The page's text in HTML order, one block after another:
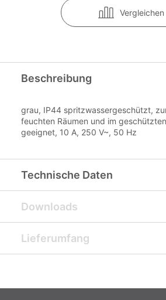
Vergleichen
Beschreibung
grau, IP44 spritzwassergeschützt,
feuchten Räumen und im
geeignet, 10 A, 250 V~, 50 Hz
Technische Daten
Downloads
Lieferumfang